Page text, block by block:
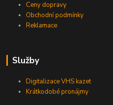
Ceny dopravy
Obchodní podmínky
Reklamace
Služby
Digitalizace VHS kazet
Krátkodobé pronájmy